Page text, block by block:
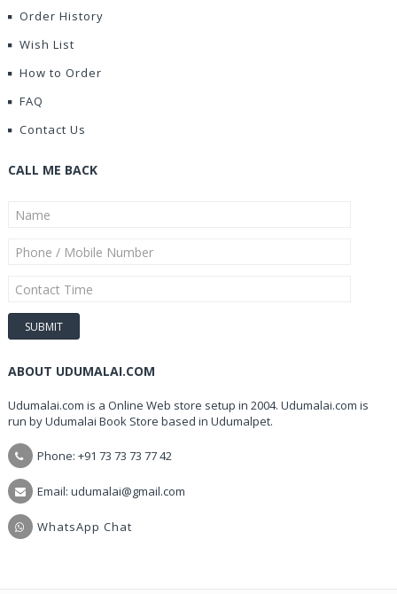
Order History
Wish List
How to Order
FAQ
Contact Us
CALL ME BACK
ABOUT UDUMALAI.COM
Udumalai.com is a Online Web store setup in 2004. Udumalai.com is
run by Udumalai Book Store based in Udumalpet.
Phone: +91 73 73 73 77 42
Email: udumalai@gmail.com
WhatsApp Chat